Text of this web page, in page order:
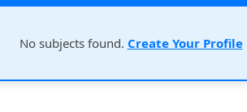
No subjects found. Create Your Profile